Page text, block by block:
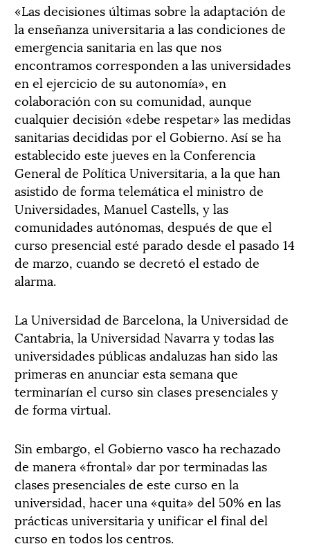
«Las decisiones últimas sobre la adaptación de
la enseñanza universitaria a las condiciones de
emergencia sanitaria en las que nos
encontramos corresponden a las universidades
en el ejercicio de su autonomía», en
colaboración con su comunidad, aunque
cualquier decisión «debe respetar» las medidas
sanitarias decididas por el Gobierno. Así se ha
establecido este jueves en la Conferencia
General de Política Universitaria, a la que han
asistido de forma telemática el ministro de
Universidades, Manuel Castells, y las
comunidades autónomas, después de que el
curso presencial esté parado desde el pasado 14
de marzo, cuando se decretó el estado de
alarma.
La Universidad de Barcelona, la Universidad de
Cantabria, la Universidad Navarra y todas las
universidades públicas andaluzas han sido las
primeras en anunciar esta semana que
terminarían el curso sin clases presenciales y
de forma virtual.
Sin embargo, el Gobierno vasco ha rechazado
de manera «frontal» dar por terminadas las
clases presenciales de este curso en la
universidad, hacer una «quita» del 50% en las
prácticas universitaria y unificar el final del
curso en todos los centros.